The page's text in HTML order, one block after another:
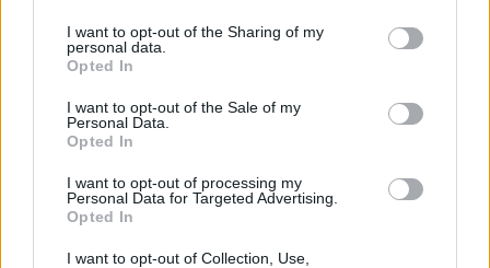
not limited to your visit or usage behaviour. You may click to
grant or deny consent to Google and its third-party tags to
use your data for below specified purposes in below Google
consent section.
I want to opt-out of the Sharing of my
personal data.
Opted In
I want to opt-out of the Sale of my
Personal Data.
Opted In
I want to opt-out of processing my
Personal Data for Targeted Advertising.
Opted In
I want to opt-out of Collection, Use,
szerintem [Enea] Bastianini is harcban lesz a világbajnoki
címért. Neki eléggé problémás éve volt 2023-ban, de ettől
függetlenül nagyszerű pilóta, ha a tavalyi szezonban nem
lett volna ennyire szerencsétlen, akkor ott lehetett volna
szintünkön, a figyelem és a professzionalitás terén is.”